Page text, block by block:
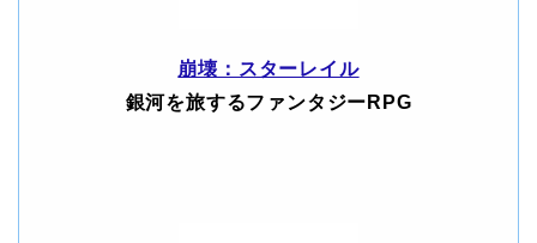
崩壊：スターレイル
銀河を旅するファンタジーRPG